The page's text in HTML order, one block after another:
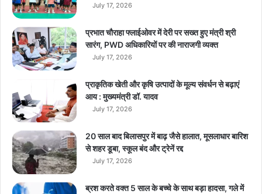
से
ठा
या
प
-
July 17, 2026
प्रभात चौराहा फ्लाईओवर में देरी पर सख्त हुए मंत्री श्री
सारंग, PWD अधिकारियों पर की नाराजगी व्यक्त
July 17, 2026
प्राकृतिक खेती और कृषि उत्पादों के मूल्य संवर्धन से बढ़ाएं
आय : मुख्यमंत्री डॉ. यादव
July 17, 2026
20 साल बाद बिलासपुर में बाढ़ जैसे हालात, मूसलाधार बारिश
से शहर डूबा, स्कूल बंद और ट्रेनें रद्द
July 17, 2026
ब्रश करते वक्त 5 साल के बच्चे के साथ बड़ा हादसा, गले में